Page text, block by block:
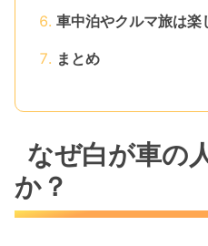
車中泊やクルマ旅は楽
まとめ
なぜ白が車の
か？